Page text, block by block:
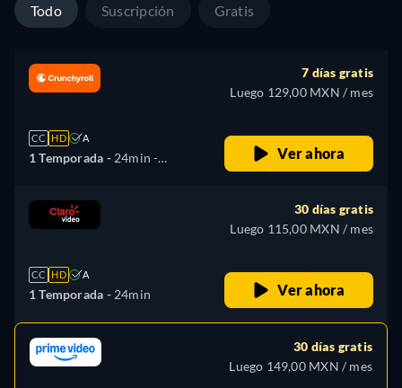
Todo Suscripción Gratis
CC HD A
1 Temporada - 24min -
Portugués
7 días gratis
Luego 129,00 MXN / mes
Ver ahora
CC HD A
1 Temporada - 24min
30 días gratis
Luego 115,00 MXN / mes
Ver ahora
30 días gratis
Luego 149,00 MXN / mes